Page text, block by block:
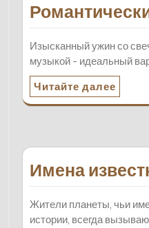
Изысканный ужин со
музыкой - идеальный
Читайте далее
Имена
Жители планеты, чьи
истории, всегда